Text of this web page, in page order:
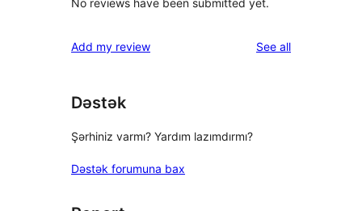
No reviews have been submitted yet.
Add my review See allreviews
Dəstək
Şərhiniz varmı? Yardım lazımdırmı?
Dəstək forumuna bax